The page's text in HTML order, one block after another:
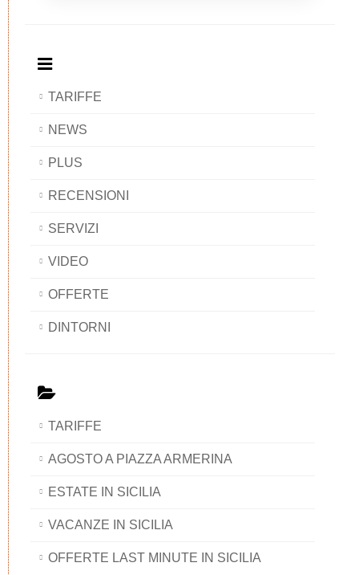
TARIFFE
NEWS
PLUS
RECENSIONI
SERVIZI
VIDEO
OFFERTE
DINTORNI
TARIFFE
AGOSTO A PIAZZA ARMERINA
ESTATE IN SICILIA
VACANZE IN SICILIA
OFFERTE LAST MINUTE IN SICILIA